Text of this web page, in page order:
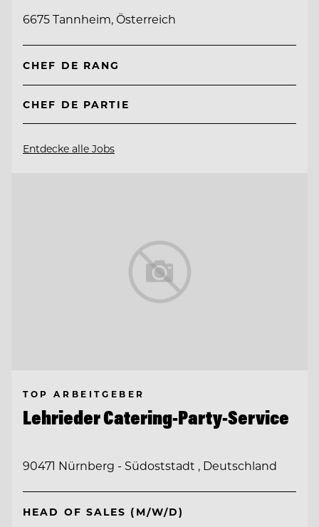
6675 Tannheim, Österreich
CHEF DE RANG
CHEF DE PARTIE
Entdecke alle Jobs
TOP ARBEITGEBER
Lehrieder Catering-Party-Service
90471 Nürnberg - Südoststadt , Deutschland
HEAD OF SALES (M/W/D)